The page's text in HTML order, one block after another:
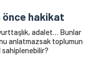
önce hakikat
adalet… Bunlar
anlatmazsak toplumun
sahiplenebilir?